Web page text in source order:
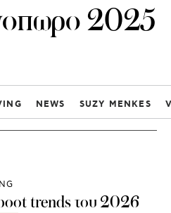
2025
NEWS SUZY MENKES
trends του 2026